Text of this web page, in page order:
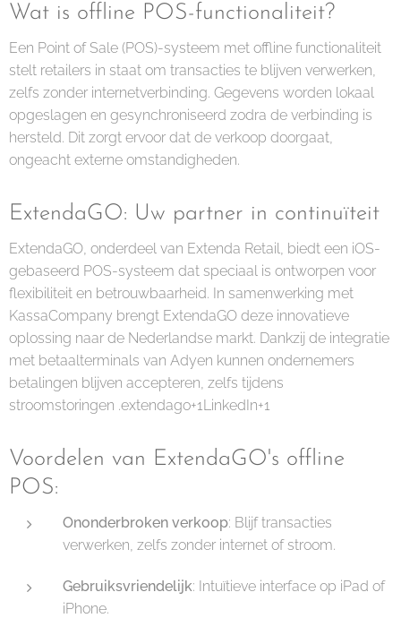
Wat is offline POS-functionaliteit?
Een Point of Sale (POS)-systeem met offline functionaliteit
stelt retailers in staat om transacties te blijven verwerken,
zelfs zonder internetverbinding. Gegevens worden lokaal
opgeslagen en gesynchroniseerd zodra de verbinding is
hersteld. Dit zorgt ervoor dat de verkoop doorgaat,
ongeacht externe omstandigheden.
ExtendaGO: Uw partner in continuïteit
ExtendaGO, onderdeel van Extenda Retail, biedt een iOS-
gebaseerd POS-systeem dat speciaal is ontworpen voor
flexibiliteit en betrouwbaarheid. In samenwerking met
KassaCompany brengt ExtendaGO deze innovatieve
oplossing naar de Nederlandse markt. Dankzij de integratie
met betaalterminals van Adyen kunnen ondernemers
betalingen blijven accepteren, zelfs tijdens
stroomstoringen .extendago+1LinkedIn+1
Voordelen van ExtendaGO's offline
POS:
Ononderbroken verkoop: Blijf transacties
verwerken, zelfs zonder internet of stroom.
Gebruiksvriendelijk: Intuïtieve interface op iPad of
iPhone.